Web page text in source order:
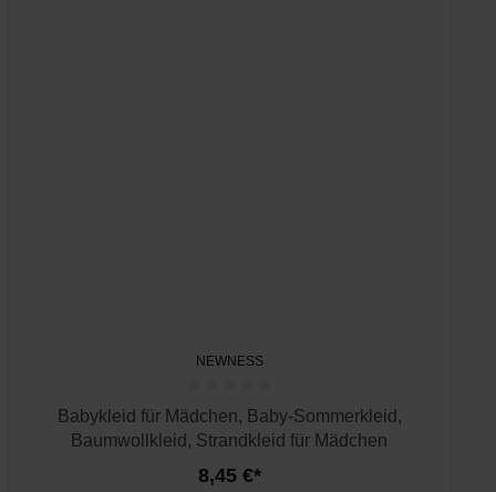
NEWNESS
Babykleid für Mädchen, Baby-Sommerkleid,
Baumwollkleid, Strandkleid für Mädchen
8,45 €*